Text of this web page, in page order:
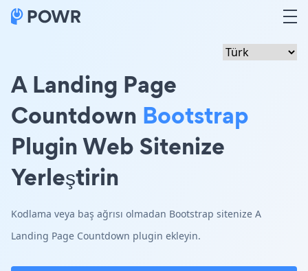
A Landing Page
Countdown Bootstrap
Plugin Web Sitenize
Yerleştirin
Kodlama veya baş ağrısı olmadan Bootstrap sitenize A
Landing Page Countdown plugin ekleyin.